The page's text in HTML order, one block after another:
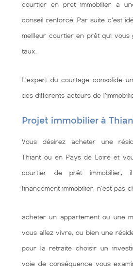
courtier en pret immobilier a
conseil renforcé. Par suite c'est
meilleur courtier en prêt qui vous
taux.
L'expert du courtage consolide
des différents acteurs de
Projet immobilier à
Vous désirez acheter une
Thiant ou en Pays de Loire et
courtier de prêt
financement immobilier, n'est pas
acheter un appartement ou une
vous allez vivre, ou bien une
pour la retraite choisir un
voie de conséquence vous